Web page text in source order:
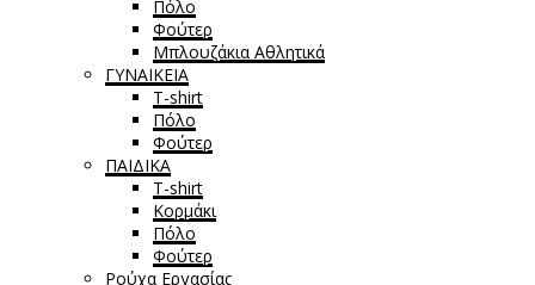
Πόλο
Φούτερ
Μπλουζάκια Αθλητικά
ΓΥΝΑΙΚΕΙΑ
T-shirt
Πόλο
Φούτερ
ΠΑΙΔΙΚΑ
T-shirt
Κορμάκι
Πόλο
Φούτερ
Ρούχα Εργασίας